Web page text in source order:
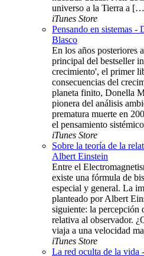
universo a la Tierra a
iTunes Store
Pensando en sistemas
Blasco
En los años posteriores
principal del bestseller
crecimiento', el primer
consecuencias del
planeta finito, Donella
pionera del análisis
prematura muerte en
el pensamiento
iTunes Store
Sobre la teoría de la
Albert Einstein
Entre el
existe una fórmula de
especial y general. La
planteado por Albert
siguiente: la percepción
relativa al observador.
viaja a una velocidad
iTunes Store
La red oculta de la vida